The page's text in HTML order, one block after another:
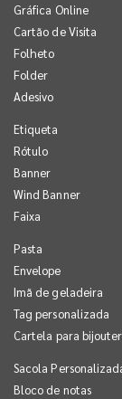
Gráfica Online
Cartão de Visita
Folheto
Folder
Adesivo
Etiqueta
Rótulo
Banner
Wind Banner
Faixa
Pasta
Envelope
Imã de geladeira
Tag personalizada
Cartela para
Sacola
Bloco de notas